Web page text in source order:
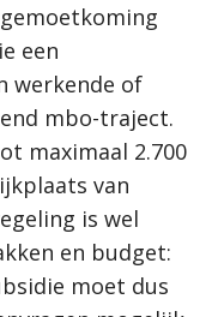
een
werkende of
mbo-traject.
maximaal 2.700
van
is wel
en budget:
moet dus